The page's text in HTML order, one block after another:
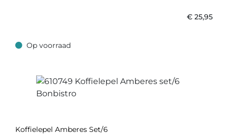
€ 25,95
Op voorraad
Op voorraad
Koffielepel Amberes Set/6